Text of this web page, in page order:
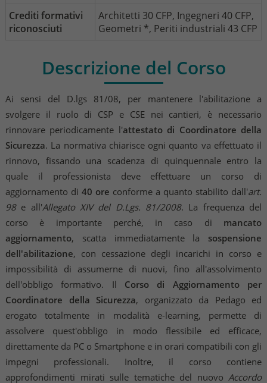
Crediti formativi
riconosciuti
Architetti 30 CFP, Ingegneri 40 CFP,
Geometri *, Periti industriali 43 CFP
Descrizione del Corso
Ai sensi del D.lgs 81/08, per mantenere l'abilitazione a
svolgere il ruolo di CSP e CSE nei cantieri, è necessario
rinnovare periodicamente l'attestato di Coordinatore della
Sicurezza. La normativa chiarisce ogni quanto va effettuato il
rinnovo, fissando una scadenza di quinquennale entro la
quale il professionista deve effettuare un corso di
aggiornamento di 40 ore conforme a quanto stabilito dall'art.
98e all'Allegato XIV del D.Lgs. 81/2008. La frequenza del
corso è importante perché, in caso di mancato
aggiornamento, scatta immediatamente la sospensione
dell'abilitazione, con cessazione degli incarichi in corso e
impossibilità di assumerne di nuovi, fino all'assolvimento
dell'obbligo formativo. Il Corso di Aggiornamento per
Coordinatore della Sicurezza, organizzato da Pedago ed
erogato totalmente in modalità e-learning, permette di
assolvere quest'obbligo in modo flessibile ed efficace,
direttamente da PC o Smartphone e in orari compatibili con gli
impegni professionali. Inoltre, il corso contiene
approfondimenti mirati sulle tematiche del nuovo Accordo